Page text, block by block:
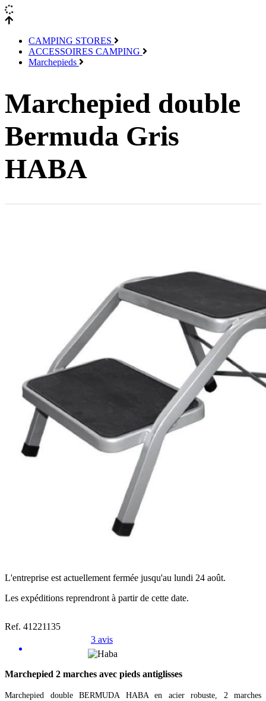
CAMPING STORES
ACCESSOIRES CAMPING
Marchepieds
Marchepied double
Bermuda Gris
HABA
L'entreprise est actuellement fermée jusqu'au lundi 24 août.
Les expéditions reprendront à partir de cette date.
Ref. 41221135
3 avis
Marchepied 2 marches avec pieds antiglisses
Marchepied double BERMUDA HABA en acier robuste, 2 marches